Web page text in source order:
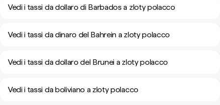
Vedi i tassi da dollaro di Barbados a zloty polacco
Vedi i tassi da dinaro del Bahrein a zloty polacco
Vedi i tassi da dollaro del Brunei a zloty polacco
Vedi i tassi da boliviano a zloty polacco